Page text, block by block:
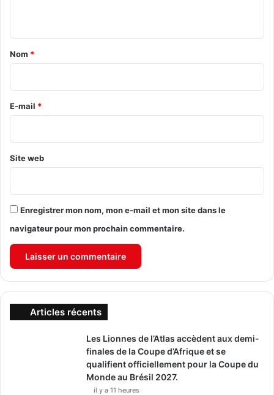
a
r
e
Nom *
E-mail *
Site web
Enregistrer mon nom, mon e-mail et mon site dans le
navigateur pour mon prochain commentaire.
Articles récents
Les Lionnes de l’Atlas accèdent aux demi-
finales de la Coupe d’Afrique et se
qualifient officiellement pour la Coupe du
Monde au Brésil 2027.
il y a 11 heures